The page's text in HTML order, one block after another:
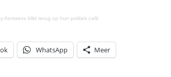
Aerssens blikt terug op hun politiek café
WhatsApp Meer